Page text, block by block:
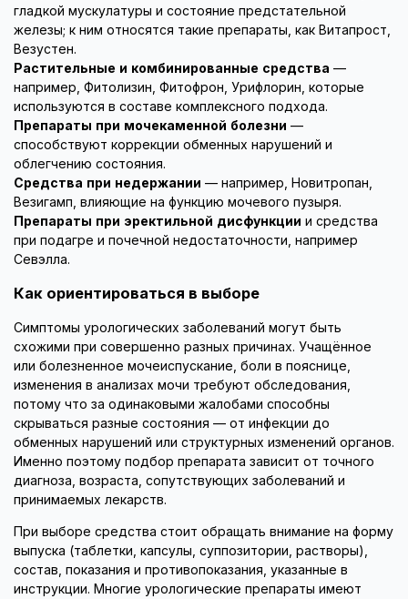
гладкой мускулатуры и состояние предстательной
железы; к ним относятся такие препараты, как Витапрост,
Везустен.
Растительные и комбинированные средства —
например, Фитолизин, Фитофрон, Урифлорин, которые
используются в составе комплексного подхода.
Препараты при мочекаменной болезни —
способствуют коррекции обменных нарушений и
облегчению состояния.
Средства при недержании — например, Новитропан,
Везигамп, влияющие на функцию мочевого пузыря.
Препараты при эректильной дисфункции и средства
при подагре и почечной недостаточности, например
Севэлла.
Как ориентироваться в выборе
Симптомы урологических заболеваний могут быть
схожими при совершенно разных причинах. Учащённое
или болезненное мочеиспускание, боли в пояснице,
изменения в анализах мочи требуют обследования,
потому что за одинаковыми жалобами способны
скрываться разные состояния — от инфекции до
обменных нарушений или структурных изменений органов.
Именно поэтому подбор препарата зависит от точного
диагноза, возраста, сопутствующих заболеваний и
принимаемых лекарств.
При выборе средства стоит обращать внимание на форму
выпуска (таблетки, капсулы, суппозитории, растворы),
состав, показания и противопоказания, указанные в
инструкции. Многие урологические препараты имеют